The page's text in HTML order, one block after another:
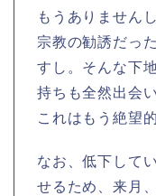
もうありません
宗教の勧誘だっ
すし。そんな下
持ちも全然出会
これはもう絶望
なお、低下して
せるため、来月